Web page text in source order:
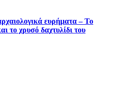
ευρήματα – Το
το χρυσό δαχτυλίδι του